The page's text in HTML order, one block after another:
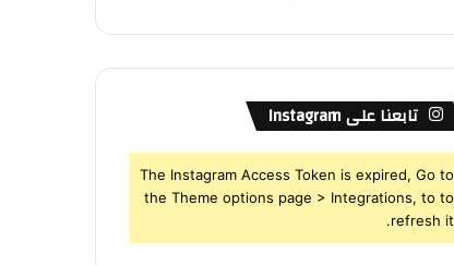
تابعنا على Instagram
The Instagram Access Token is expired, Go to
the Theme options page > Integrations, to to
refresh it.